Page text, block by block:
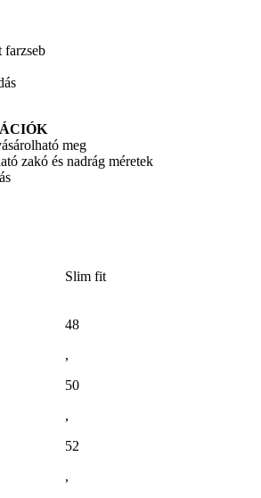
farzseb
meg
zakó és nadrág méretek
Slim fit
48
,
50
,
52
,